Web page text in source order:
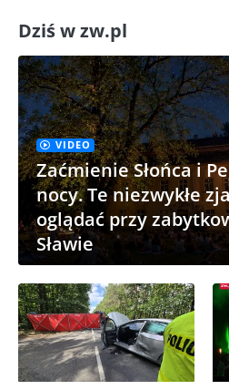
Dziś w zw.pl
VIDEO
Zaćmienie Słońca i
nocy. Te niezwykłe
oglądać przy
Sławie